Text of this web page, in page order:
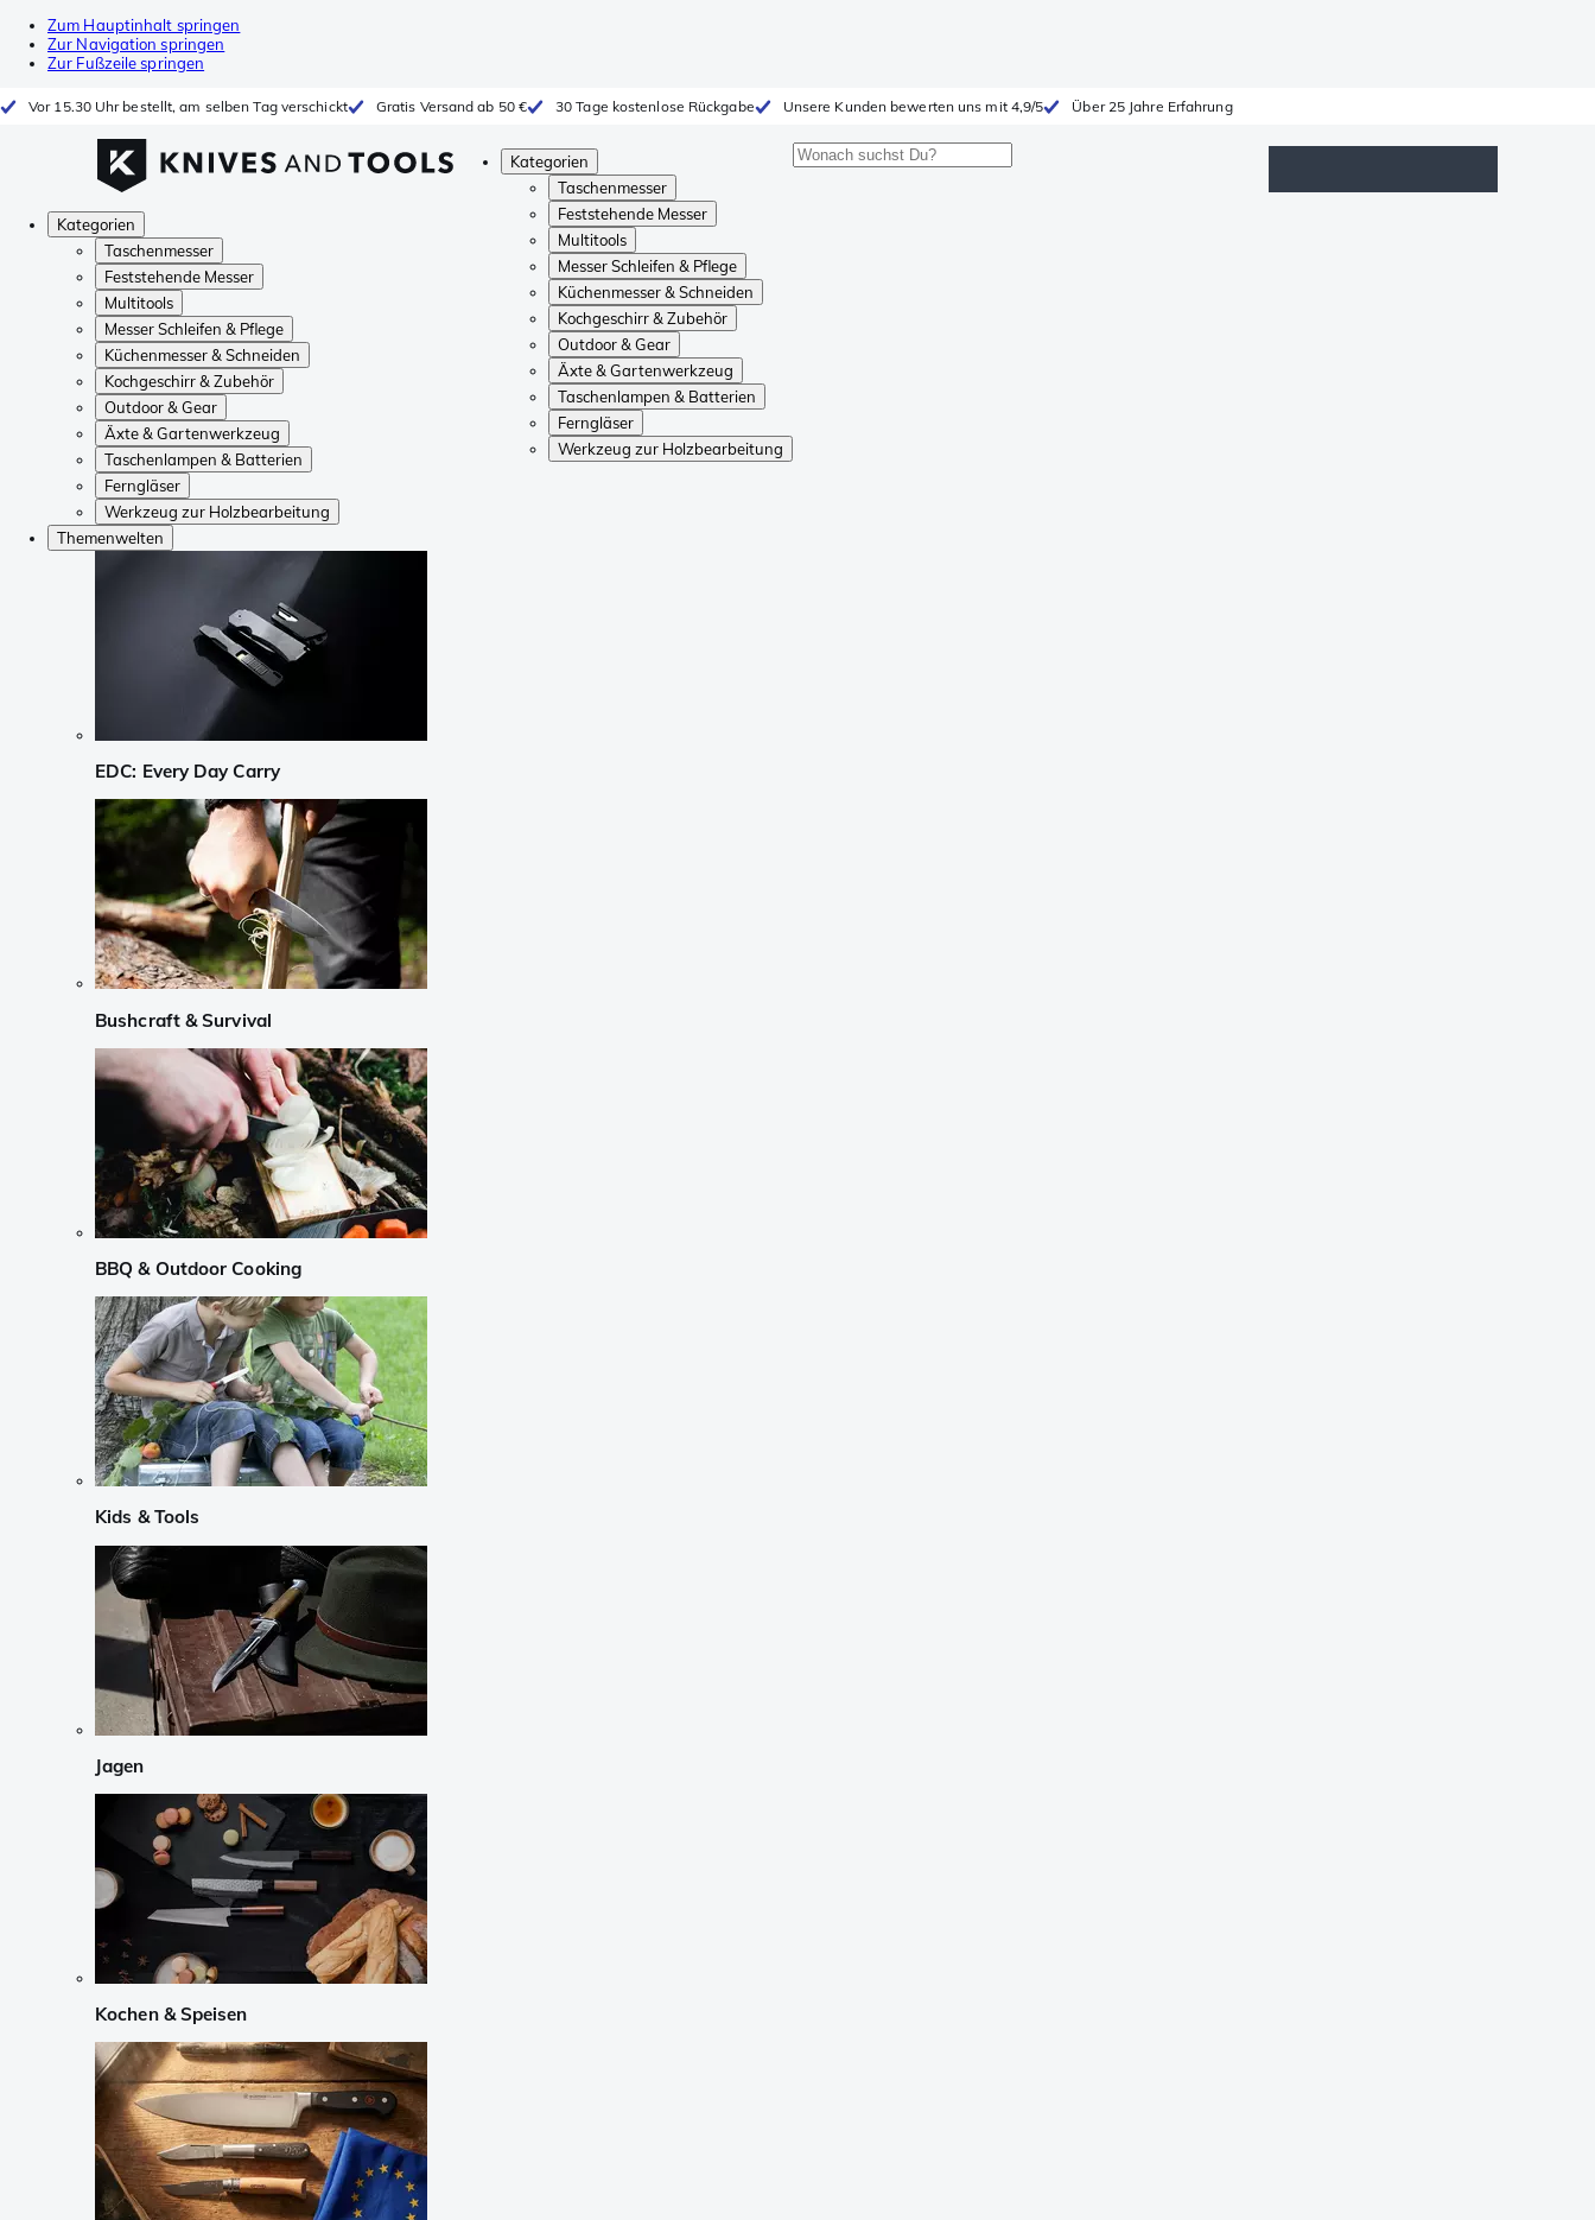
Zum Hauptinhalt springen
Zur Navigation springen
Zur Fußzeile springen
Vor 15.30 Uhr bestellt, am selben Tag verschickt Gratis Versand ab 50 € 30 Tage kostenlose Rückgabe Unsere Kunden bewerten uns mit 4,9/5 Über 25 Jahre Erfahrung
Kategorien
Taschenmesser
Feststehende Messer
Multitools
Messer Schleifen & Pflege
Küchenmesser & Schneiden
Kochgeschirr & Zubehör
Outdoor & Gear
Äxte & Gartenwerkzeug
Taschenlampen & Batterien
Ferngläser
Werkzeug zur Holzbearbeitung
Kategorien
Taschenmesser
Feststehende Messer
Multitools
Messer Schleifen & Pflege
Küchenmesser & Schneiden
Kochgeschirr & Zubehör
Outdoor & Gear
Äxte & Gartenwerkzeug
Taschenlampen & Batterien
Ferngläser
Werkzeug zur Holzbearbeitung
Themenwelten
EDC: Every Day Carry
Bushcraft & Survival
BBQ & Outdoor Cooking
Kids & Tools
Jagen
Kochen & Speisen